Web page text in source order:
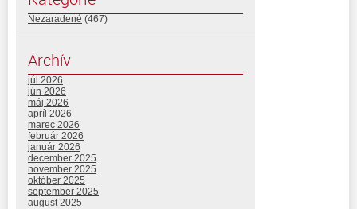
Nezaradené (467)
Archív
júl 2026
jún 2026
máj 2026
apríl 2026
marec 2026
február 2026
január 2026
december 2025
november 2025
október 2025
september 2025
august 2025